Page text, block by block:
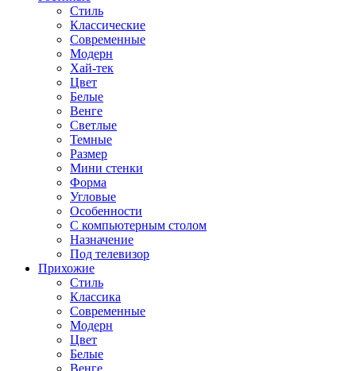
Стиль
Классические
Современные
Модерн
Хай-тек
Цвет
Белые
Венге
Светлые
Темные
Размер
Мини стенки
Форма
Угловые
Особенности
С компьютерным столом
Назначение
Под телевизор
Прихожие
Стиль
Классика
Современные
Модерн
Цвет
Белые
Венге